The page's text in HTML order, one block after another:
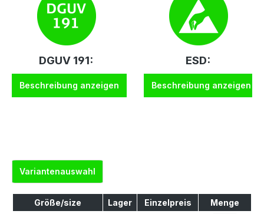
DGUV 191:
Beschreibung anzeigen
ESD:
Beschreibung anzeigen
Variantenauswahl
Größe/size Lager Einzelpreis Menge